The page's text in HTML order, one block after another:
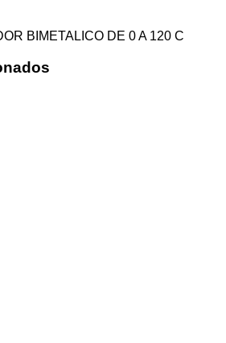
BIMETALICO DE 0 A 120 C